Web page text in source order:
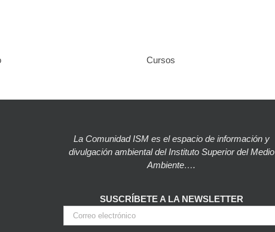
Cursos
La Comunidad ISM es el espacio de información y
divulgación ambiental del Instituto Superior del Medio
Ambiente….
SUSCRÍBETE A LA NEWSLETTER